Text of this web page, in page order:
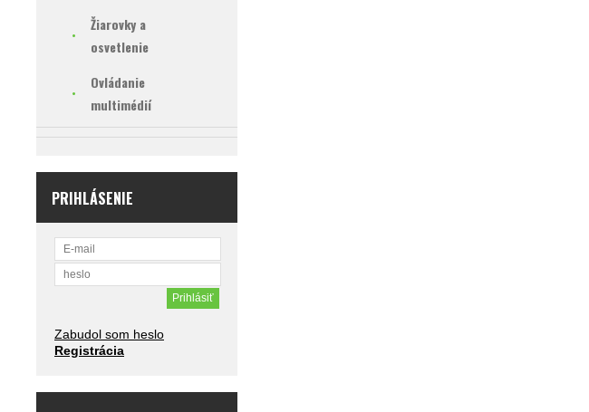
Žiarovky a
osvetlenie
Ovládanie
multimédií
PRIHLÁSENIE
Zabudol som heslo
Registrácia